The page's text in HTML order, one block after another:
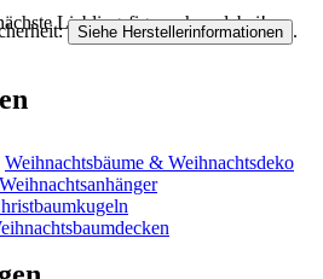
Lieblingsfigur schon dabei!
Siehe Herstellerinformationen .
Weihnachtsbäume & Weihnachtsdeko
Weihnachtsanhänger